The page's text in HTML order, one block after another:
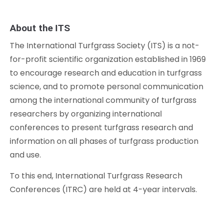
About the ITS
The International Turfgrass Society (ITS) is a not-
for-profit scientific organization established in 1969
to encourage research and education in turfgrass
science, and to promote personal communication
among the international community of turfgrass
researchers by organizing international
conferences to present turfgrass research and
information on all phases of turfgrass production
and use.
To this end, International Turfgrass Research
Conferences (ITRC) are held at 4-year intervals.